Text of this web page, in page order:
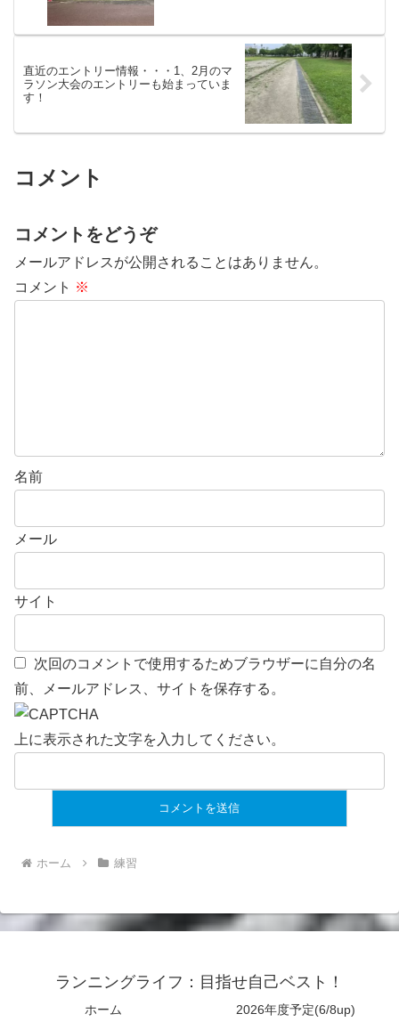
直近のエントリー情報・・・1、2月のマ
ラソン大会のエントリーも始まっていま
す！
コメント
コメントをどうぞ
メールアドレスが公開されることはありません。
コメント ※
名前
メール
サイト
次回のコメントで使用するためブラウザーに自分の名
前、メールアドレス、サイトを保存する。
上に表示された文字を入力してください。
ホーム 練習
ランニングライフ：目指せ自己ベスト！
ホーム 2026年度予定(6/8up)